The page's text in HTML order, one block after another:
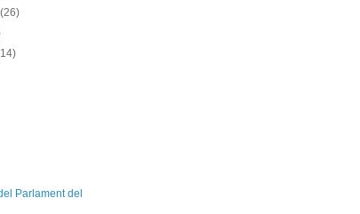
(26)
Parlament del